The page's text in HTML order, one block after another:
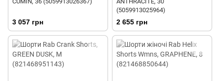
3 057 грн
(5059913025964)
2 655 грн